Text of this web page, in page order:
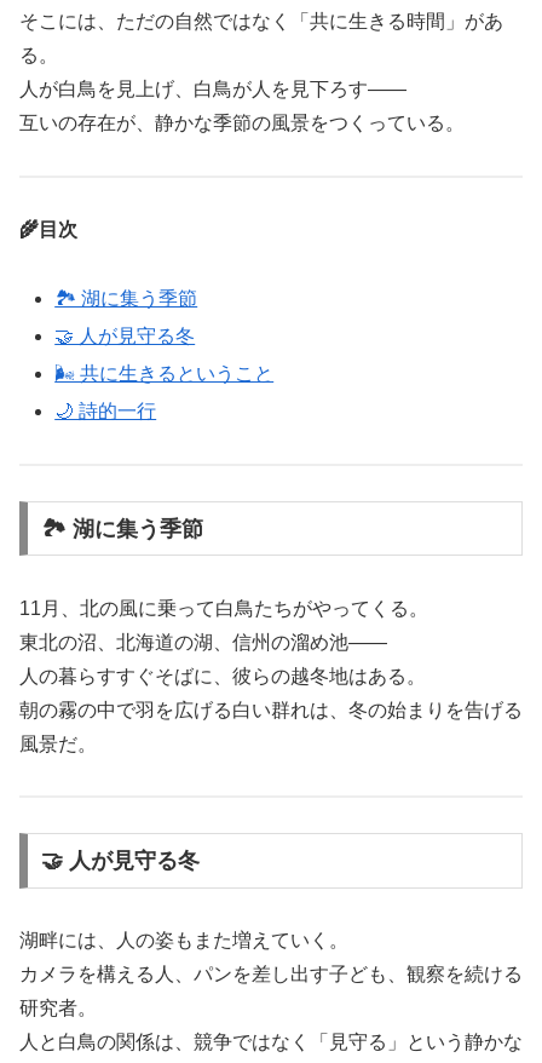
そこには、ただの自然ではなく「共に生きる時間」があ
る。
人が白鳥を見上げ、白鳥が人を見下ろす――
互いの存在が、静かな季節の風景をつくっている。
🌾目次
🏞 湖に集う季節
🤝 人が見守る冬
🌬 共に生きるということ
🌙 詩的一行
🏞 湖に集う季節
11月、北の風に乗って白鳥たちがやってくる。
東北の沼、北海道の湖、信州の溜め池――
人の暮らすすぐそばに、彼らの越冬地はある。
朝の霧の中で羽を広げる白い群れは、冬の始まりを告げる
風景だ。
🤝 人が見守る冬
湖畔には、人の姿もまた増えていく。
カメラを構える人、パンを差し出す子ども、観察を続ける
研究者。
人と白鳥の関係は、競争ではなく「見守る」という静かな